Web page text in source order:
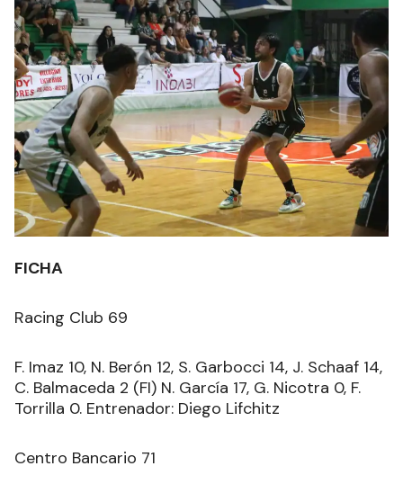
FICHA
Racing Club 69
F. Imaz 10, N. Berón 12, S. Garbocci 14, J. Schaaf 14,
C. Balmaceda 2 (FI) N. García 17, G. Nicotra 0, F.
Torrilla 0. Entrenador: Diego Lifchitz
Centro Bancario 71